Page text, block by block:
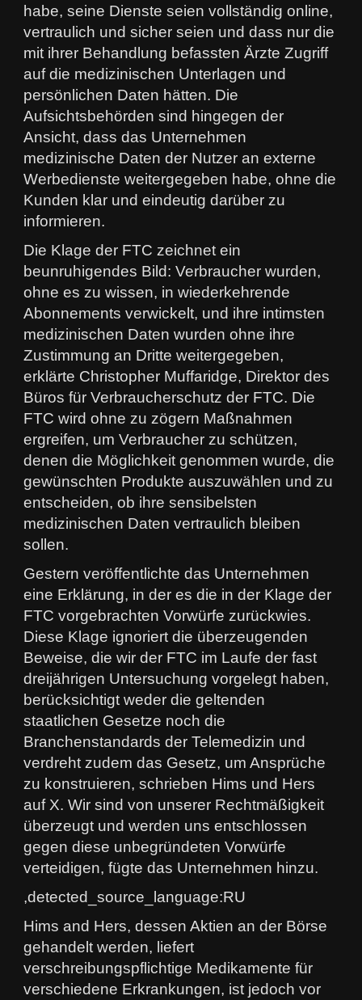
habe, seine Dienste seien vollständig online,
vertraulich und sicher seien und dass nur die
mit ihrer Behandlung befassten Ärzte Zugriff
auf die medizinischen Unterlagen und
persönlichen Daten hätten. Die
Aufsichtsbehörden sind hingegen der
Ansicht, dass das Unternehmen
medizinische Daten der Nutzer an externe
Werbedienste weitergegeben habe, ohne die
Kunden klar und eindeutig darüber zu
informieren.
Die Klage der FTC zeichnet ein
beunruhigendes Bild: Verbraucher wurden,
ohne es zu wissen, in wiederkehrende
Abonnements verwickelt, und ihre intimsten
medizinischen Daten wurden ohne ihre
Zustimmung an Dritte weitergegeben,
erklärte Christopher Muffaridge, Direktor des
Büros für Verbraucherschutz der FTC. Die
FTC wird ohne zu zögern Maßnahmen
ergreifen, um Verbraucher zu schützen,
denen die Möglichkeit genommen wurde, die
gewünschten Produkte auszuwählen und zu
entscheiden, ob ihre sensibelsten
medizinischen Daten vertraulich bleiben
sollen.
Gestern veröffentlichte das Unternehmen
eine Erklärung, in der es die in der Klage der
FTC vorgebrachten Vorwürfe zurückwies.
Diese Klage ignoriert die überzeugenden
Beweise, die wir der FTC im Laufe der fast
dreijährigen Untersuchung vorgelegt haben,
berücksichtigt weder die geltenden
staatlichen Gesetze noch die
Branchenstandards der Telemedizin und
verdreht zudem das Gesetz, um Ansprüche
zu konstruieren, schrieben Hims und Hers
auf X. Wir sind von unserer Rechtmäßigkeit
überzeugt und werden uns entschlossen
gegen diese unbegründeten Vorwürfe
verteidigen, fügte das Unternehmen hinzu.
,detected_source_language:RU
Hims and Hers, dessen Aktien an der Börse
gehandelt werden, liefert
verschreibungspflichtige Medikamente für
verschiedene Erkrankungen, ist jedoch vor